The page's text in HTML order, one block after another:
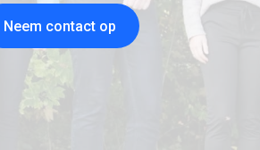
Neem contact op